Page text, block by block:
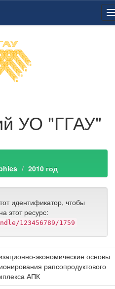
УО "ГГАУ"
2010 год
идентификатор, чтобы
этот ресурс:
123456789/1759
экономические основы
рапсопродуктового
АПК